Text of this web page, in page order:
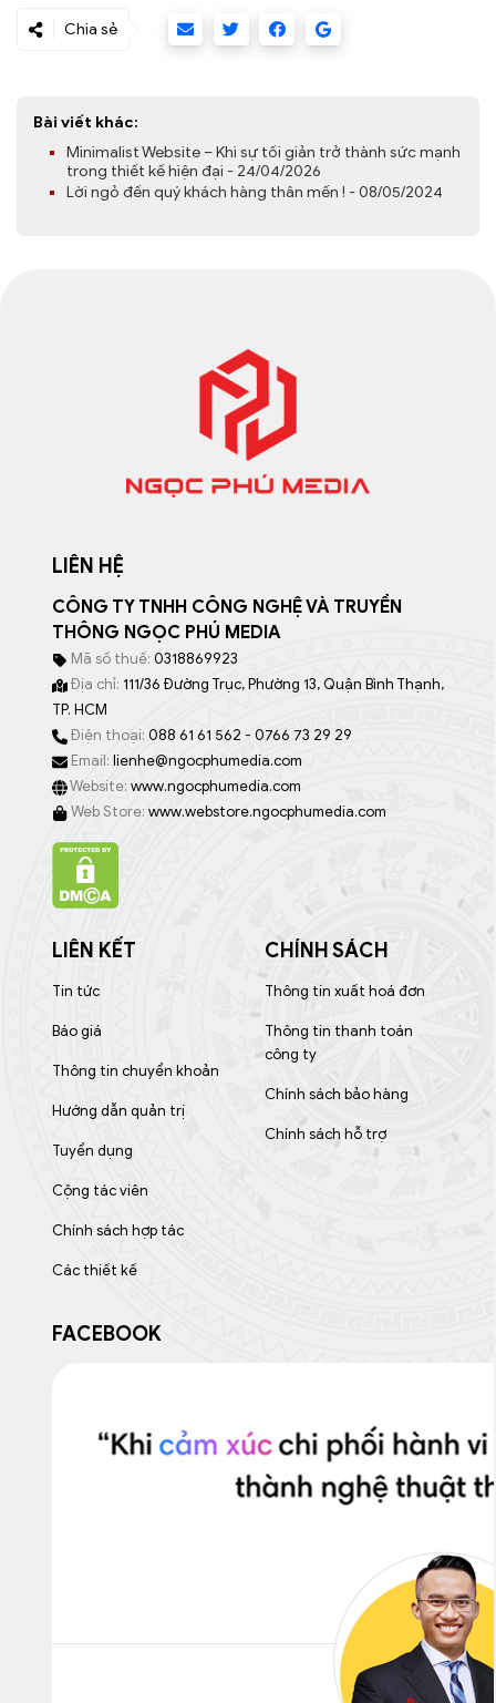
Chia sẻ
Bài viết khác:
Minimalist Website – Khi sự tối giản trở thành sức mạnh
trong thiết kế hiện đại - 24/04/2026
Lời ngỏ đến quý khách hàng thân mến ! - 08/05/2024
LIÊN HỆ
CÔNG TY TNHH CÔNG NGHỆ VÀ TRUYỀN
THÔNG NGỌC PHÚ MEDIA
Mã số thuế: 0318869923
Địa chỉ: 111/36 Đường Trục, Phường 13, Quận Bình Thạnh,
TP. HCM
Điện thoại: 088 61 61 562 - 0766 73 29 29
Email: lienhe@ngocphumedia.com
Website: www.ngocphumedia.com
Web Store: www.webstore.ngocphumedia.com
LIÊN KẾT
Tin tức
Báo giá
Thông tin chuyển khoản
Hướng dẫn quản trị
Tuyển dụng
Cộng tác viên
Chính sách hợp tác
Các thiết kế
CHÍNH SÁCH
Thông tin xuất hoá đơn
Thông tin thanh toán
công ty
Chính sách bảo hàng
Chính sách hỗ trợ
FACEBOOK